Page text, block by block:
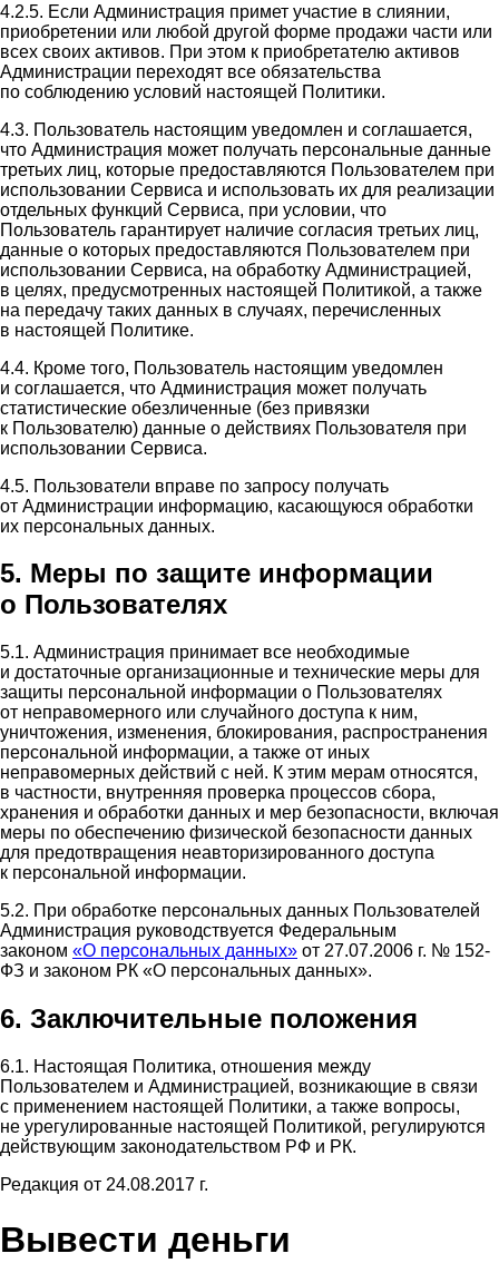
4.2.5. Если Администрация примет участие в слиянии,
приобретении или любой другой форме продажи части или
всех своих активов. При этом к приобретателю активов
Администрации переходят все обязательства
по соблюдению условий настоящей Политики.
4.3. Пользователь настоящим уведомлен и соглашается,
что Администрация может получать персональные данные
третьих лиц, которые предоставляются Пользователем при
использовании Сервиса и использовать их для реализации
отдельных функций Сервиса, при условии, что
Пользователь гарантирует наличие согласия третьих лиц,
данные о которых предоставляются Пользователем при
использовании Сервиса, на обработку Администрацией,
в целях, предусмотренных настоящей Политикой, а также
на передачу таких данных в случаях, перечисленных
в настоящей Политике.
4.4. Кроме того, Пользователь настоящим уведомлен
и соглашается, что Администрация может получать
статистические обезличенные (без привязки
к Пользователю) данные о действиях Пользователя при
использовании Сервиса.
4.5. Пользователи вправе по запросу получать
от Администрации информацию, касающуюся обработки
их персональных данных.
5. Меры по защите информации
о Пользователях
5.1. Администрация принимает все необходимые
и достаточные организационные и технические меры для
защиты персональной информации о Пользователях
от неправомерного или случайного доступа к ним,
уничтожения, изменения, блокирования, распространения
персональной информации, а также от иных
неправомерных действий с ней. К этим мерам относятся,
в частности, внутренняя проверка процессов сбора,
хранения и обработки данных и мер безопасности, включая
меры по обеспечению физической безопасности данных
для предотвращения неавторизированного доступа
к персональной информации.
5.2. При обработке персональных данных Пользователей
Администрация руководствуется Федеральным
законом «О персональных данных» от 27.07.2006 г. № 152-
ФЗ и законом РК «О персональных данных».
6. Заключительные положения
6.1. Настоящая Политика, отношения между
Пользователем и Администрацией, возникающие в связи
с применением настоящей Политики, а также вопросы,
не урегулированные настоящей Политикой, регулируются
действующим законодательством РФ и РК.
Редакция от 24.08.2017 г.
Вывести деньги